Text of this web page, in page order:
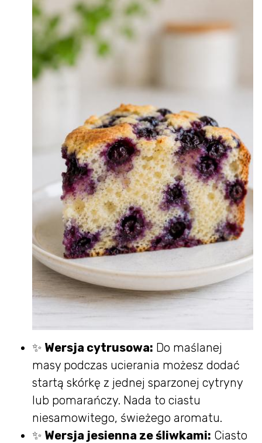
✨ Wersja cytrusowa: Do maślanej
masy podczas ucierania możesz dodać
startą skórkę z jednej sparzonej cytryny
lub pomarańczy. Nada to ciastu
niesamowitego, świeżego aromatu.
✨ Wersja jesienna ze śliwkami: Ciasto